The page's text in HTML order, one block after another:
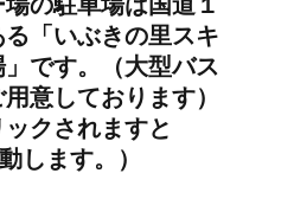
「いぶきの里スキ
です。（大型バス
意しております）
ックされますと
します。）